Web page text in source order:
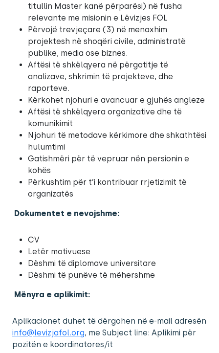
titullin Master kanë përparësi) në fusha
relevante me misionin e Lëvizjes FOL
Përvojë trevjeçare (3) në menaxhim
projektesh në shoqëri civile, administratë
publike, media ose biznes.
Aftësi të shkëlqyera në përgatitje të
analizave, shkrimin të projekteve, dhe
raporteve.
Kërkohet njohuri e avancuar e gjuhës angleze
Aftësi të shkëlqyera organizative dhe të
komunikimit
Njohuri të metodave kërkimore dhe shkathtësi
hulumtimi
Gatishmëri për të vepruar nën persionin e
kohës
Përkushtim për t’i kontribuar rrjetizimit të
organizatës
Dokumentet e nevojshme:
CV
Letër motivuese
Dëshmi të diplomave universitare
Dëshmi të punëve të mëhershme
Mënyra e aplikimit:
Aplikacionet duhet të dërgohen në e-mail adresën
info@levizjafol.org, me Subject line: Aplikimi për
pozitën e koordinatores/it